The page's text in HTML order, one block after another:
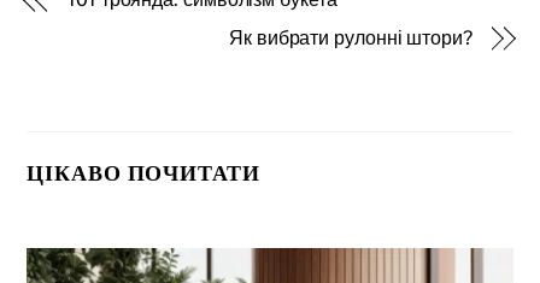
Як вибрати рулонні штори?
ЦІКАВО ПОЧИТАТИ